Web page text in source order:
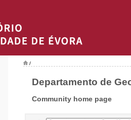
/
Departamento de
Community home page